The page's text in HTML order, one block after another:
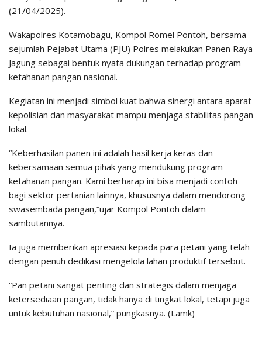
(21/04/2025).
Wakapolres Kotamobagu, Kompol Romel Pontoh, bersama
sejumlah Pejabat Utama (PJU) Polres melakukan Panen Raya
Jagung sebagai bentuk nyata dukungan terhadap program
ketahanan pangan nasional.
Kegiatan ini menjadi simbol kuat bahwa sinergi antara aparat
kepolisian dan masyarakat mampu menjaga stabilitas pangan
lokal.
“Keberhasilan panen ini adalah hasil kerja keras dan
kebersamaan semua pihak yang mendukung program
ketahanan pangan. Kami berharap ini bisa menjadi contoh
bagi sektor pertanian lainnya, khususnya dalam mendorong
swasembada pangan,”ujar Kompol Pontoh dalam
sambutannya.
Ia juga memberikan apresiasi kepada para petani yang telah
dengan penuh dedikasi mengelola lahan produktif tersebut.
“Pan petani sangat penting dan strategis dalam menjaga
ketersediaan pangan, tidak hanya di tingkat lokal, tetapi juga
untuk kebutuhan nasional,” pungkasnya. (Lamk)